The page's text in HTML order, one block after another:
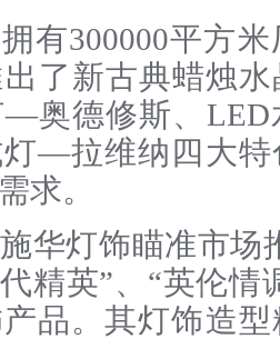
拥有300000平方
出了新古典蜡烛
—奥德修斯、
—拉维纳四大特
求。
华灯饰瞄准市场
精英”、“英伦情
品。其灯饰造